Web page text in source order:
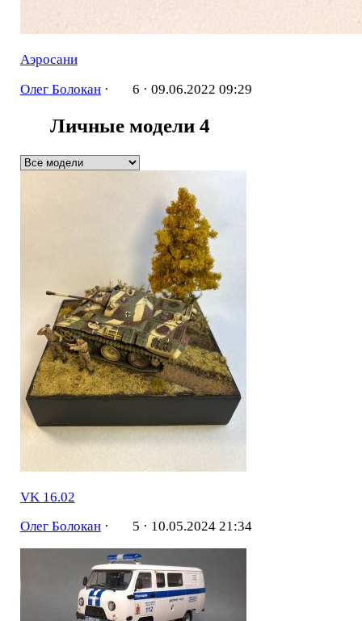
Аэросани
Олег Болокан· 6 · 09.06.2022 09:29
Личные модели4
VK 16.02
Олег Болокан· 5 · 10.05.2024 21:34